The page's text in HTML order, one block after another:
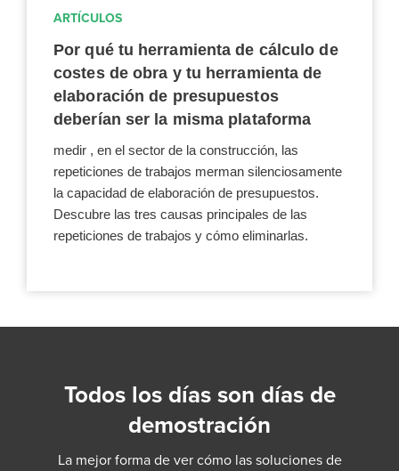
ARTÍCULOS
Por qué tu herramienta de cálculo de
costes de obra y tu herramienta de
elaboración de presupuestos
deberían ser la misma plataforma
medir , en el sector de la construcción, las
repeticiones de trabajos merman silenciosamente
la capacidad de elaboración de presupuestos.
Descubre las tres causas principales de las
repeticiones de trabajos y cómo eliminarlas.
Todos los días son días de
demostración
La mejor forma de ver cómo las soluciones de